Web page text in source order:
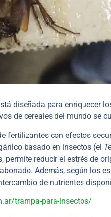
diseñada para enriquecer
de cereales del mundo se
fertilizantes con efectos
basado en insectos (el
reducir el estrés de
Además, según los
de nutrientes
trampa-para-insectos/